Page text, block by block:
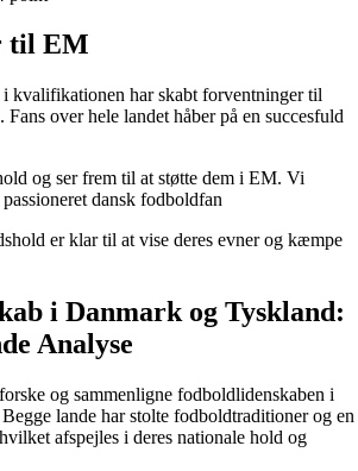
til EM
kvalifikationen har skabt forventninger til
over hele landet håber på en succesfuld
og ser frem til at støtte dem i EM. Vi
dansk fodboldfan
er klar til at vise deres evner og kæmpe
i Danmark og Tyskland:
Analyse
og sammenligne fodboldlidenskaben i
lande har stolte fodboldtraditioner og en
afspejles i deres nationale hold og